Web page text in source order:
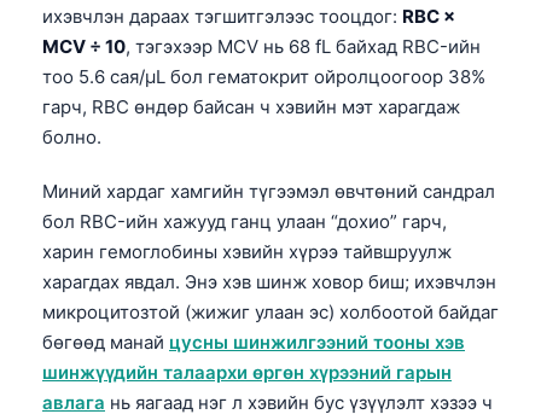
ихэвчлэн дараах тэгшитгэлээс тооцдог: RBC ×
MCV ÷ 10, тэгэхээр MCV нь 68 fL байхад RBC-ийн
тоо 5.6 сая/µL бол гематокрит ойролцоогоор 38%
гарч, RBC өндөр байсан ч хэвийн мэт харагдаж
болно.
Миний хардаг хамгийн түгээмэл өвчтөний сандрал
бол RBC-ийн хажууд ганц улаан “дохио” гарч,
харин гемоглобины хэвийн хүрээ тайвшруулж
харагдах явдал. Энэ хэв шинж ховор биш; ихэвчлэн
микроцитозтой (жижиг улаан эс) холбоотой байдаг
бөгөөд манай цусны шинжилгээний тооны хэв
шинжүүдийн талаархи өргөн хүрээний гарын
авлага нь яагаад нэг л хэвийн бус үзүүлэлт хэзээ ч